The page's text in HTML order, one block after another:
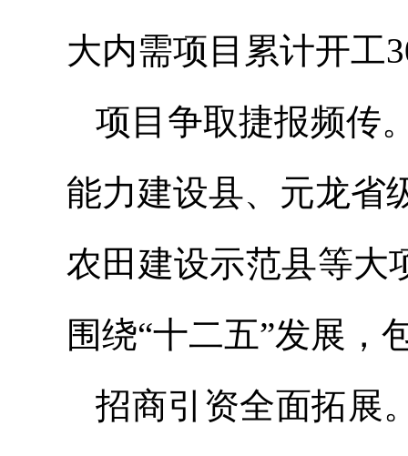
大内需项目累计开工
项目争取捷报频传
能力建设县、元龙省
农田建设示范县等大
围绕“十二五”发展，
招商引资全面拓展